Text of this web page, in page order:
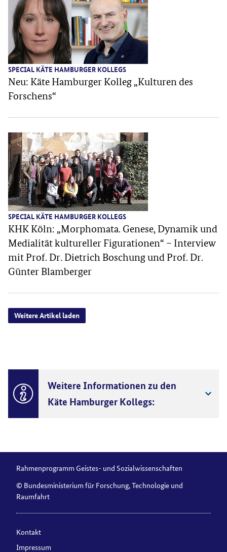
SPECIAL KÄTE HAMBURGER KOLLEGS
Neu: Käte Hamburger Kolleg „Kulturen des
Forschens“
SPECIAL KÄTE HAMBURGER KOLLEGS
KHK Köln: „Morphomata. Genese, Dynamik und
Medialität kultureller Figurationen“ – Interview
mit Prof. Dr. Dietrich Boschung und Prof. Dr.
Günter Blamberger
Weitere Artikel laden
Weitere Informationen zu den
Käte Hamburger Kollegs:
Rahmenprogramm Geistes- und Sozialwissenschaften
© Bundesministerium für Forschung, Technologie und
Raumfahrt
Kontakt
Impressum